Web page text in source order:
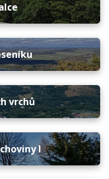
vrchů
I